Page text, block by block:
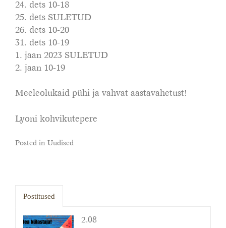
24. dets 10-18
25. dets SULETUD
26. dets 10-20
31. dets 10-19
1. jaan 2023 SULETUD
2. jaan 10-19
Meeleolukaid pühi ja vahvat aastavahetust!
Lyoni kohvikutepere
Posted in Uudised
Postitused
2.08